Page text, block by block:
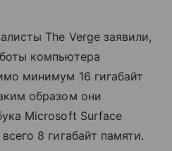
The Verge заявили,
компьютера
минимум 16 гигабайт
образом они
Microsoft Surface
8 гигабайт памяти.